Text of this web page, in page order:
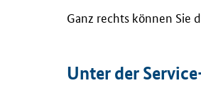
Ganz rechts können Sie
Unter der